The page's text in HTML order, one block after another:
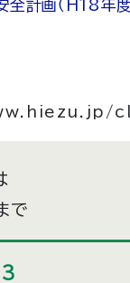
全計画（H18年
で